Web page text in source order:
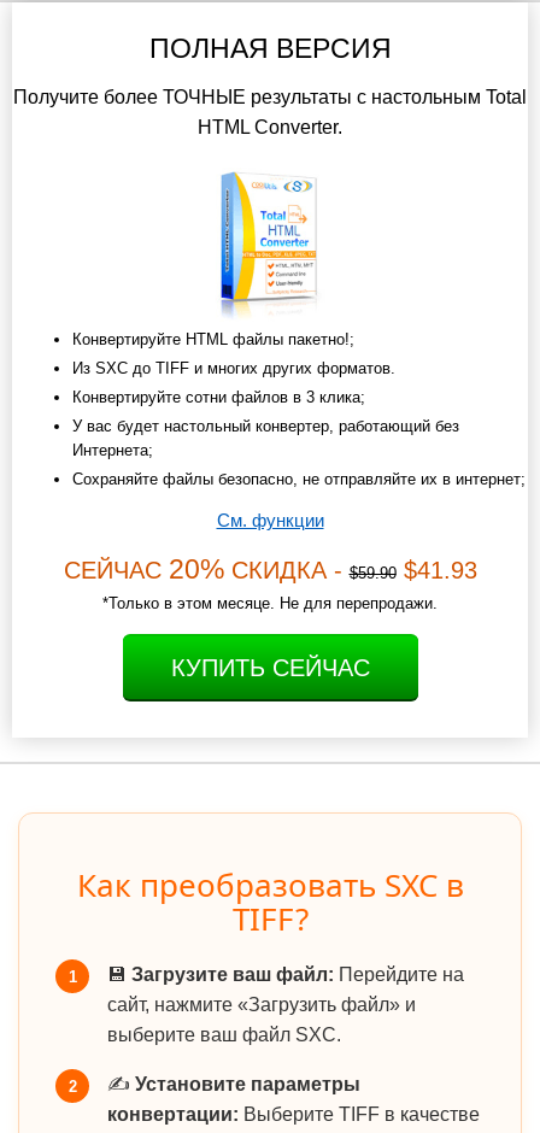
ПОЛНАЯ ВЕРСИЯ
Получите более ТОЧНЫЕ результаты с настольным Total
HTML Converter.
Конвертируйте HTML файлы пакетно!;
Из SXC до TIFF и многих других форматов.
Конвертируйте сотни файлов в 3 клика;
У вас будет настольный конвертер, работающий без
Интернета;
Сохраняйте файлы безопасно, не отправляйте их в интернет;
См. функции
СЕЙЧАС 20%СКИДКА -$59.90$41.93
*Только в этом месяце. Не для перепродажи.
КУПИТЬ СЕЙЧАС
Как преобразовать SXC в
TIFF?
1 💾 Загрузите ваш файл: Перейдите на
сайт, нажмите «Загрузить файл» и
выберите ваш файл SXC.
2 ✍️ Установите параметры
конвертации: Выберите TIFF в качестве